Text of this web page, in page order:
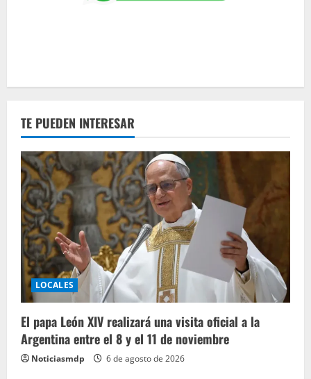
TE PUEDEN INTERESAR
LOCALES
El papa León XIV realizará una visita oficial a la
Argentina entre el 8 y el 11 de noviembre
Noticiasmdp 6 de agosto de 2026